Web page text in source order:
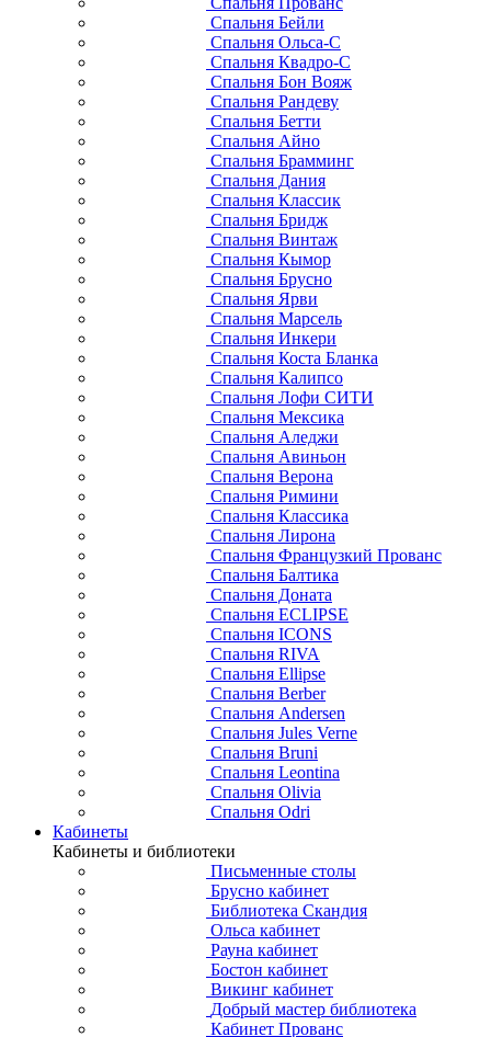
Спальня Бейли
Спальня Ольса-С
Спальня Квадро-С
Спальня Бон Вояж
Спальня Рандеву
Спальня Бетти
Спальня Айно
Спальня Брамминг
Спальня Дания
Спальня Классик
Спальня Бридж
Спальня Винтаж
Спальня Кымор
Спальня Брусно
Спальня Ярви
Спальня Марсель
Спальня Инкери
Спальня Коста Бланка
Спальня Калипсо
Спальня Лофи СИТИ
Спальня Мексика
Спальня Аледжи
Спальня Авиньон
Спальня Верона
Спальня Римини
Спальня Классика
Спальня Лирона
Спальня Французкий Прованс
Спальня Балтика
Спальня Доната
Спальня ECLIPSE
Спальня ICONS
Спальня RIVA
Спальня Ellipse
Спальня Berber
Спальня Andersen
Спальня Jules Verne
Спальня Bruni
Спальня Leontina
Спальня Olivia
Спальня Odri
Кабинеты
Кабинеты и библиотеки
Письменные столы
Брусно кабинет
Библиотека Скандия
Ольса кабинет
Рауна кабинет
Бостон кабинет
Викинг кабинет
Добрый мастер библиотека
Кабинет Прованс